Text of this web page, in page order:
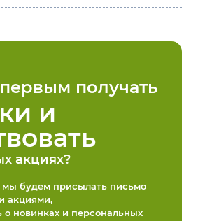
получать
и
акциях?
мы будем присылать письмо
акциями,
о новинках и персональных